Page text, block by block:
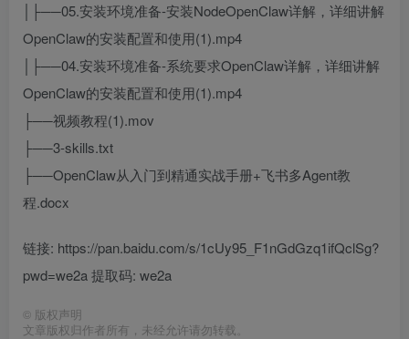
│├──05.安装环境准备-安装NodeOpenClaw详解，详细讲解
OpenClaw的安装配置和使用(1).mp4
│├──04.安装环境准备-系统要求OpenClaw详解，详细讲解
OpenClaw的安装配置和使用(1).mp4
├──视频教程(1).mov
├──3-skills.txt
├──OpenClaw从入门到精通实战手册+飞书多Agent教
程.docx
链接: https://pan.baidu.com/s/1cUy95_F1nGdGzq1ifQclSg?
pwd=we2a 提取码: we2a
© 版权声明
文章版权归作者所有，未经允许请勿转载。